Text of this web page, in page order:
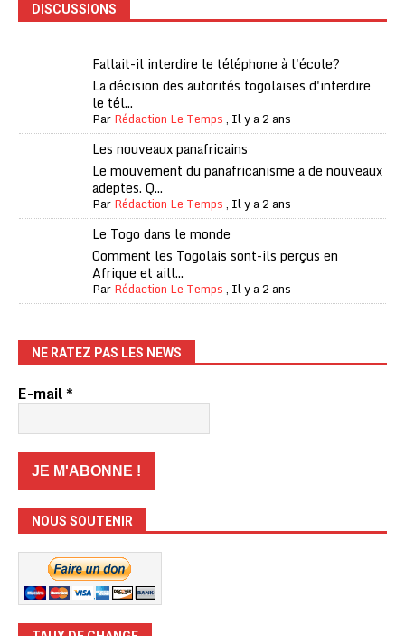
DISCUSSIONS
Fallait-il interdire le téléphone à l'école?
La décision des autorités togolaises d'interdire
le tél...
ParRédaction Le Temps, Il y a 2 ans
Les nouveaux panafricains
Le mouvement du panafricanisme a de nouveaux
adeptes. Q...
ParRédaction Le Temps, Il y a 2 ans
Le Togo dans le monde
Comment les Togolais sont-ils perçus en
Afrique et aill...
ParRédaction Le Temps, Il y a 2 ans
NE RATEZ PAS LES NEWS
E-mail*
NOUS SOUTENIR